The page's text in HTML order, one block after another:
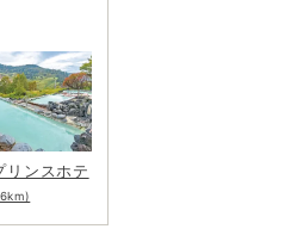
リンスホテ